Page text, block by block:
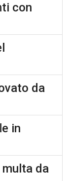
con
da
in
da